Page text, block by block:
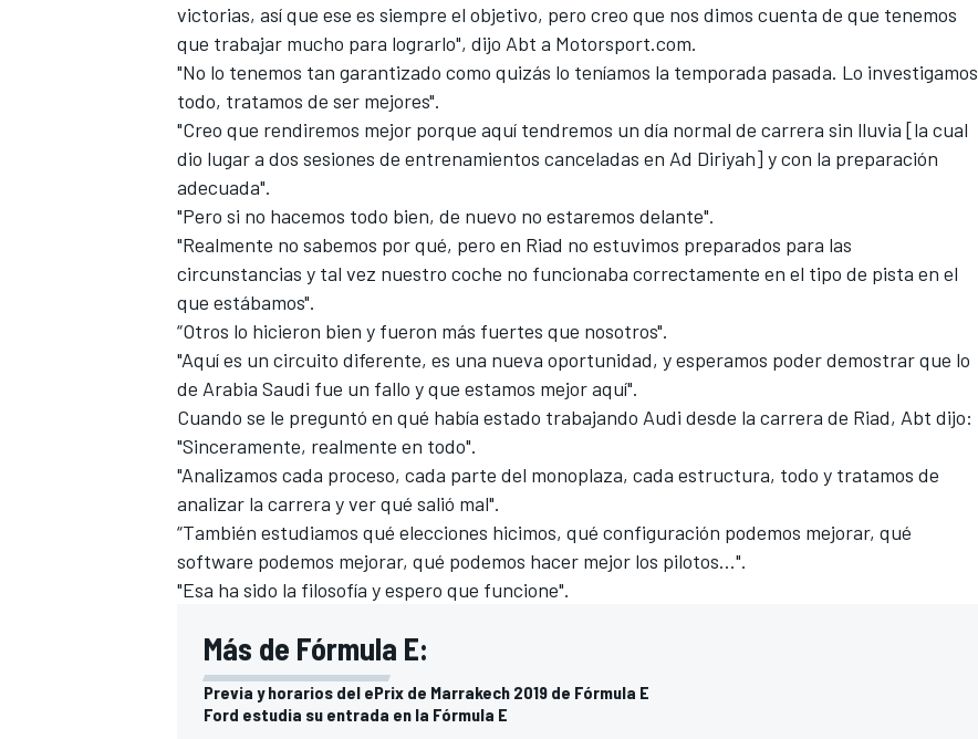
MÁS CATEGORÍAS
victorias, así que ese es siempre el objetivo, pero creo que nos dimos cuenta de que tenemos
que trabajar mucho para lograrlo", dijo Abt a Motorsport.com.
"No lo tenemos tan garantizado como quizás lo teníamos la temporada pasada. Lo investigamos
todo, tratamos de ser mejores".
"Creo que rendiremos mejor porque aquí tendremos un día normal de carrera sin lluvia [la cual
dio lugar a dos sesiones de entrenamientos canceladas en Ad Diriyah] y con la preparación
adecuada".
"Pero si no hacemos todo bien, de nuevo no estaremos delante".
"Realmente no sabemos por qué, pero en Riad no estuvimos preparados para las
circunstancias y tal vez nuestro coche no funcionaba correctamente en el tipo de pista en el
que estábamos".
“Otros lo hicieron bien y fueron más fuertes que nosotros".
"Aquí es un circuito diferente, es una nueva oportunidad, y esperamos poder demostrar que lo
de Arabia Saudi fue un fallo y que estamos mejor aquí".
Cuando se le preguntó en qué había estado trabajando Audi desde la carrera de Riad, Abt dijo:
"Sinceramente, realmente en todo".
"Analizamos cada proceso, cada parte del monoplaza, cada estructura, todo y tratamos de
analizar la carrera y ver qué salió mal".
“También estudiamos qué elecciones hicimos, qué configuración podemos mejorar, qué
software podemos mejorar, qué podemos hacer mejor los pilotos...".
"Esa ha sido la filosofía y espero que funcione".
Más de Fórmula E:
Previa y horarios del ePrix de Marrakech 2019 de Fórmula E
Ford estudia su entrada en la Fórmula E